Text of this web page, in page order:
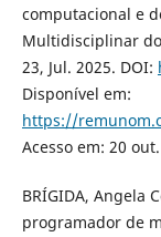
computacional e
Multidisciplinar
23, Jul. 2025. DOI:
Disponível em:
https://
Acesso em: 20
BRÍGIDA, Angela
programador de